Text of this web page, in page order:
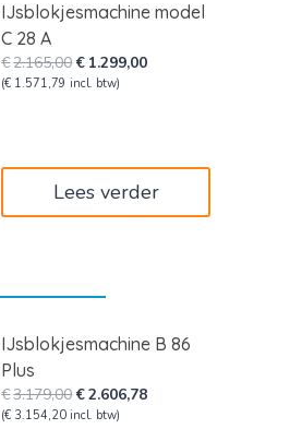
IJsblokjesmachine model
C 28 A
€2.165,00Oorspronkelijke
prijs
€ 1.299,00Huidige
(€ 1.571,79 incl. btw)
Lees verder
IJsblokjesmachine B 86
Plus
€3.179,00Oorspronkelijke
prijs
€2.606,78Huidige
(€ 3.154,20 incl. btw)